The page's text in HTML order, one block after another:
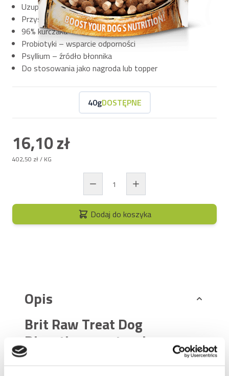
Uzupełniająca karma dla psów
Przysmak liofilizowany i lekkostrawny
96% kurczaka – cenne źródło białka
Probiotyki – wsparcie odporności
Psyllium – źródło błonnika
Do stosowania jako nagroda lub topper
40gDOSTĘPNE
16,10 zł
402,50 zł/ KG
Dodaj do koszyka
Opis
Brit Raw Treat Dog
Digestion – naturalne
wsparcie trawienia w formie